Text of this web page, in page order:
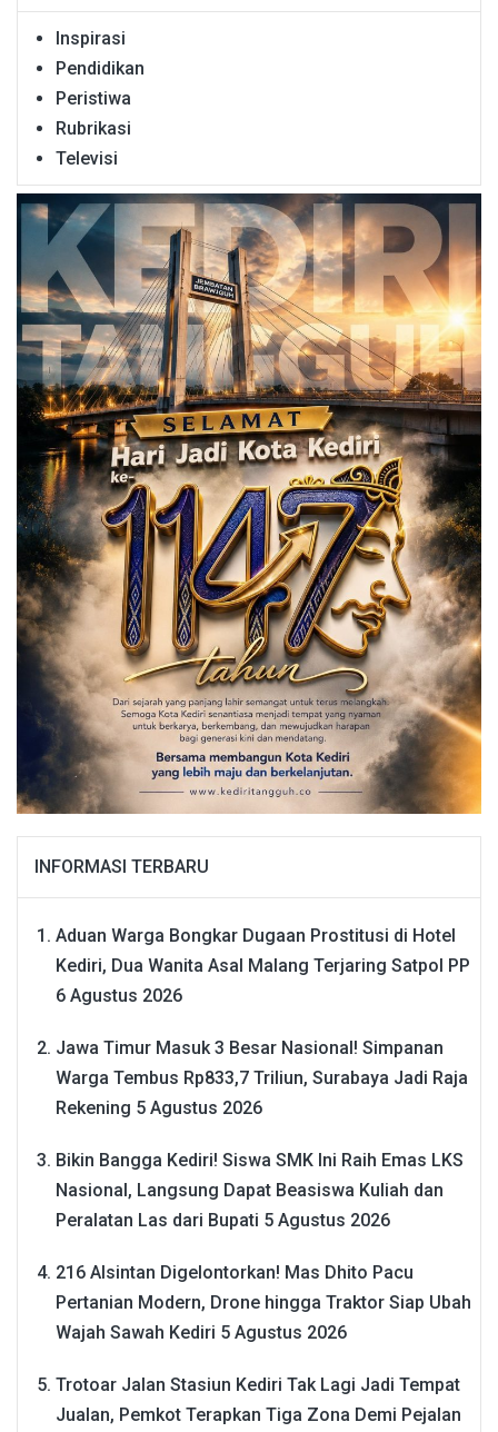
Inspirasi
Pendidikan
Peristiwa
Rubrikasi
Televisi
INFORMASI TERBARU
Aduan Warga Bongkar Dugaan Prostitusi di Hotel
Kediri, Dua Wanita Asal Malang Terjaring Satpol PP
6 Agustus 2026
Jawa Timur Masuk 3 Besar Nasional! Simpanan
Warga Tembus Rp833,7 Triliun, Surabaya Jadi Raja
Rekening 5 Agustus 2026
Bikin Bangga Kediri! Siswa SMK Ini Raih Emas LKS
Nasional, Langsung Dapat Beasiswa Kuliah dan
Peralatan Las dari Bupati 5 Agustus 2026
216 Alsintan Digelontorkan! Mas Dhito Pacu
Pertanian Modern, Drone hingga Traktor Siap Ubah
Wajah Sawah Kediri 5 Agustus 2026
Trotoar Jalan Stasiun Kediri Tak Lagi Jadi Tempat
Jualan, Pemkot Terapkan Tiga Zona Demi Pejalan